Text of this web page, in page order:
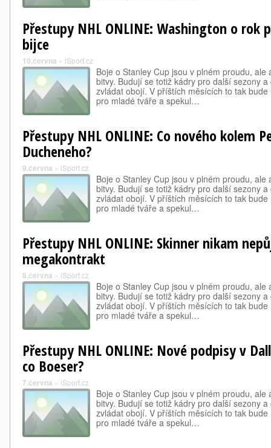
Přestupy NHL ONLINE: Washington o rok
bijce
10.června » iSport.cz
Boje o Stanley Cup jsou v plném proudu,
bitvy. Budují se totiž kádry pro další sezony
zvládat obojí. V příštích měsících to tak
pro mladé tváře a spekul…
Přestupy NHL ONLINE: Co nového kolem
Ducheneho?
9.června » iSport.cz
Boje o Stanley Cup jsou v plném proudu,
bitvy. Budují se totiž kádry pro další sezony
zvládat obojí. V příštích měsících to tak
pro mladé tváře a spekul…
Přestupy NHL ONLINE: Skinner nikam
megakontrakt
8.června » iSport.cz
Boje o Stanley Cup jsou v plném proudu,
bitvy. Budují se totiž kádry pro další sezony
zvládat obojí. V příštích měsících to tak
pro mladé tváře a spekul…
Přestupy NHL ONLINE: Nové podpisy v
co Boeser?
7.června » iSport.cz
Boje o Stanley Cup jsou v plném proudu,
bitvy. Budují se totiž kádry pro další sezony
zvládat obojí. V příštích měsících to tak
pro mladé tváře a spekul…